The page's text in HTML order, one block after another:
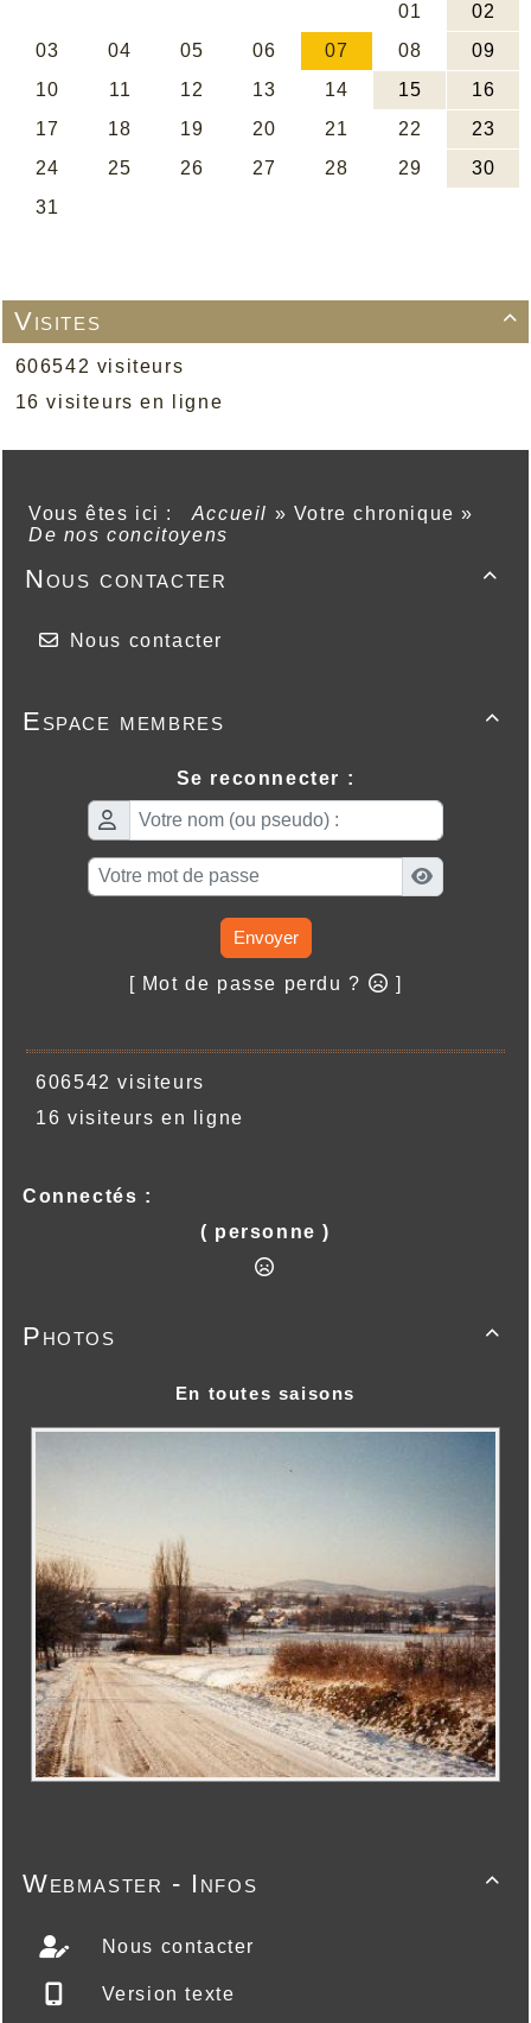

Visites
606542 visiteurs
16 visiteurs en ligne
Vous êtes ici : Accueil » Votre chronique »
De nos concitoyens

Nous contacter
Nous contacter

Espace membres
Se reconnecter :
Envoyer
[ Mot de passe perdu ? ]
606542 visiteurs
16 visiteurs en ligne
Connectés :
( personne )

Photos
En toutes saisons

Webmaster - Infos
Nous contacter
Version texte